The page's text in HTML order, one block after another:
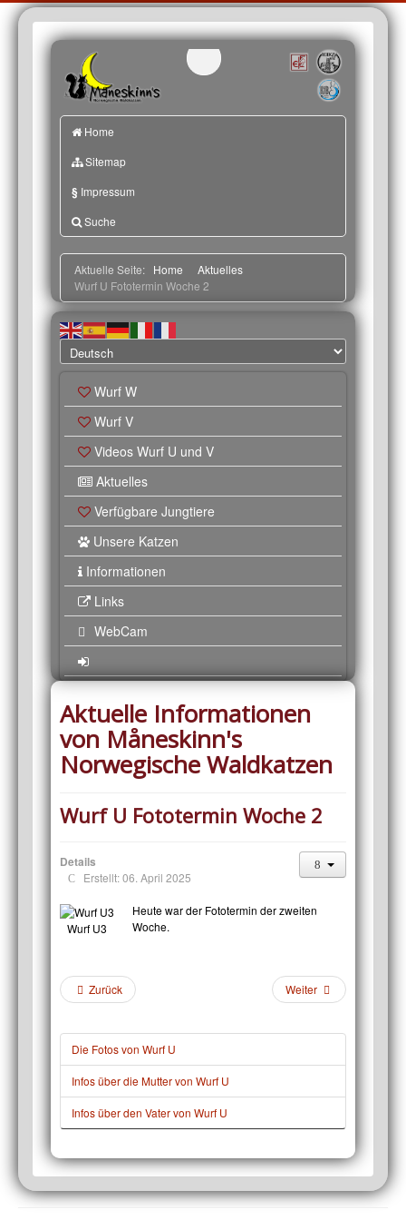
Home
Sitemap
§ Impressum
Suche
Aktuelle Seite: Home
Aktuelles
Wurf U Fototermin Woche 2
Wurf W
Wurf V
Videos Wurf U und V
Aktuelles
Verfügbare Jungtiere
Unsere Katzen
Informationen
Links
WebCam
Aktuelle Informationen
von Måneskinn's
Norwegische Waldkatzen
Wurf U Fototermin Woche 2
Details
Erstellt: 06. April 2025
Wurf U3
Heute war der Fototermin der zweiten
Woche.
Zurück Weiter
Die Fotos von Wurf U
Infos über die Mutter von Wurf U
Infos über den Vater von Wurf U